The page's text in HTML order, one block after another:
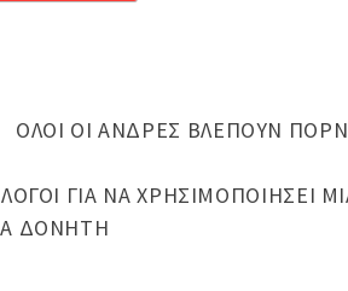
ΟΛΟΙ ΟΙ ΆΝΔΡΕΣ ΒΛΈΠΟΥΝ
ΓΙΑ ΝΑ ΧΡΗΣΙΜΟΠΟΙΉΣΕΙ
ΔΟΝΗΤΗ